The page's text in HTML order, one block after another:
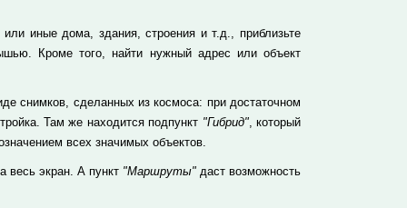
иные дома, здания, строения и т.д., приблизьте
Кроме того, найти нужный адрес или объект
снимков, сделанных из космоса: при достаточном
Там же находится подпункт "Гибрид", который
всех значимых объектов.
весь экран. А пункт "Маршруты"даст возможность